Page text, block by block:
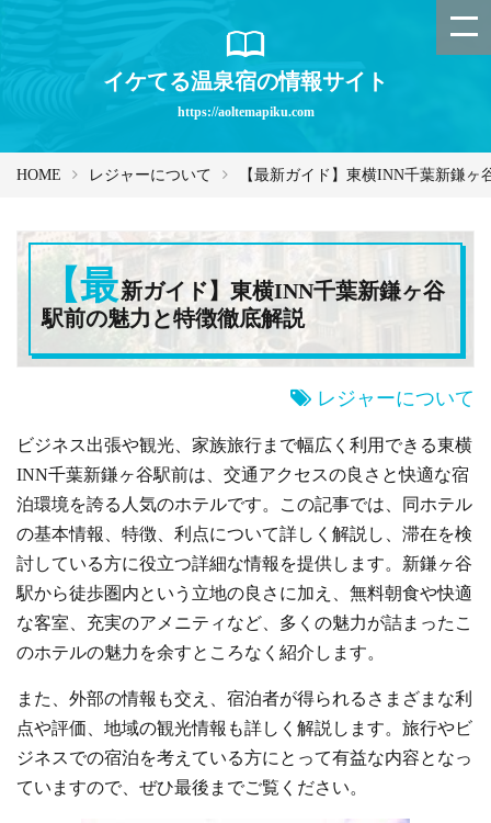
イケてる温泉宿の情報サイト
https://aoltemapiku.com
HOME レジャーについて 【最新ガイド】東横INN千葉新鎌
【最新ガイド】東横INN千葉新鎌ヶ谷
駅前の魅力と特徴徹底解説
レジャーについて
ビジネス出張や観光、家族旅行まで幅広く利用できる東横
INN千葉新鎌ヶ谷駅前は、交通アクセスの良さと快適な宿
泊環境を誇る人気のホテルです。この記事では、同ホテル
の基本情報、特徴、利点について詳しく解説し、滞在を検
討している方に役立つ詳細な情報を提供します。新鎌ヶ谷
駅から徒歩圏内という立地の良さに加え、無料朝食や快適
な客室、充実のアメニティなど、多くの魅力が詰まったこ
のホテルの魅力を余すところなく紹介します。
また、外部の情報も交え、宿泊者が得られるさまざまな利
点や評価、地域の観光情報も詳しく解説します。旅行やビ
ジネスでの宿泊を考えている方にとって有益な内容となっ
ていますので、ぜひ最後までご覧ください。